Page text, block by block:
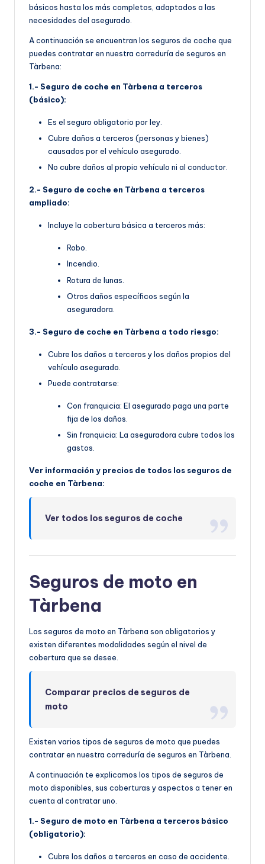
básicos hasta los más completos, adaptados a las
necesidades del asegurado.
A continuación se encuentran los seguros de coche que
puedes contratar en nuestra correduría de seguros en
Tàrbena:
1.- Seguro de coche en Tàrbena a terceros
(básico):
Es el seguro obligatorio por ley.
Cubre daños a terceros (personas y bienes)
causados por el vehículo asegurado.
No cubre daños al propio vehículo ni al conductor.
2.- Seguro de coche en Tàrbena a terceros
ampliado:
Incluye la cobertura básica a terceros más:
Robo.
Incendio.
Rotura de lunas.
Otros daños específicos según la
aseguradora.
3.- Seguro de coche en Tàrbena a todo riesgo:
Cubre los daños a terceros y los daños propios del
vehículo asegurado.
Puede contratarse:
Con franquicia: El asegurado paga una parte
fija de los daños.
Sin franquicia: La aseguradora cubre todos los
gastos.
Ver información y precios de todos los seguros de
coche en Tàrbena:
Ver todos los seguros de coche
Seguros de moto en
Tàrbena
Los seguros de moto en Tàrbena son obligatorios y
existen diferentes modalidades según el nivel de
cobertura que se desee.
Comparar precios de seguros de
moto
Existen varios tipos de seguros de moto que puedes
contratar en nuestra correduría de seguros en Tàrbena.
A continuación te explicamos los tipos de seguros de
moto disponibles, sus coberturas y aspectos a tener en
cuenta al contratar uno.
1.- Seguro de moto en Tàrbena a terceros básico
(obligatorio):
Cubre los daños a terceros en caso de accidente.